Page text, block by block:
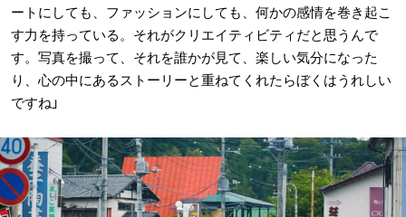
ートにしても、ファッションにしても、何かの感情を巻き起こ
す力を持っている。それがクリエイティビティだと思うんで
す。写真を撮って、それを誰かが見て、楽しい気分になった
り、心の中にあるストーリーと重ねてくれたらぼくはうれしい
ですね」